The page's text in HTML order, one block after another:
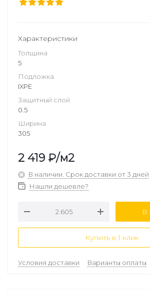
Характеристики
Толщина
5
Подложка
IXPE
Защитный слой
0.5
Ширина
305
2 419 ₽/м2
В наличии. Срок доставки от 3 дней
Нашли дешевле?
В
Купить в 1 клик
Условия доставки Варианты оплаты